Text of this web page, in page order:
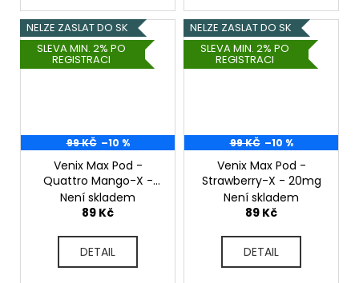
NELZE ZASLAT DO SK
SLEVA MIN. 2% PO
REGISTRACI
99 KČ –10 %
Venix Max Pod -
Quattro Mango-X -
20mg
Není skladem
89 Kč
DETAIL
NELZE ZASLAT DO SK
SLEVA MIN. 2% PO
REGISTRACI
99 KČ –10 %
Venix Max Pod -
Strawberry-X - 20mg
Není skladem
89 Kč
DETAIL